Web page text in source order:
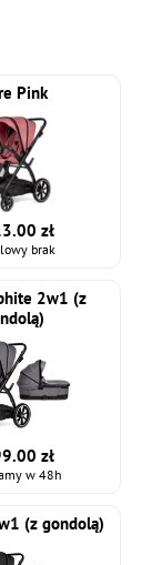
Pink
zł
brak
2w1 (z
zł
w 48h
(z gondolą)